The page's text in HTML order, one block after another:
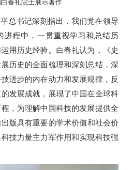
白春礼院士展示著作
总书记深刻指出，我们党在领导
进程中，一贯重视学习和总结历
用历史经验。白春礼认为，《史
历史的全面梳理和深刻总结， 深
进步的内在动力和发展规律，反
发展成就，展现了中国在全球科
， 为理解中国科技的发展提供全
出版具有重要的学术价值和社会价
技力量主力军作用和实现科技强